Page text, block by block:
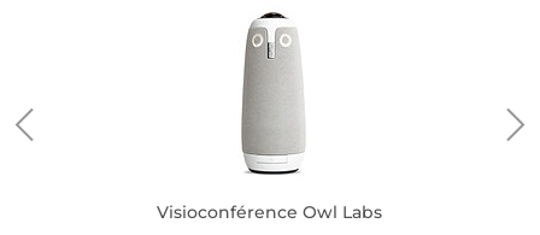
Visioconférence Owl Labs